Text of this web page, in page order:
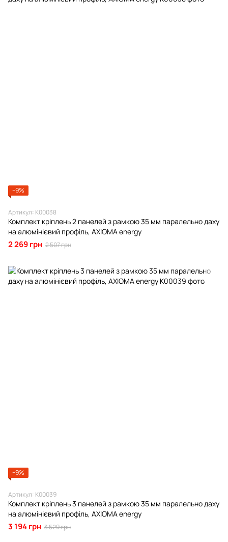
−9%
Артикул: К00038
Комплект кріплень 2 панелей з рамкою 35 мм паралельно даху
на алюмінієвий профіль, AXIOMA energy
2 269 грн 2 507 грн
−9%
Артикул: К00039
Комплект кріплень 3 панелей з рамкою 35 мм паралельно даху
на алюмінієвий профіль, AXIOMA energy
3 194 грн 3 529 грн